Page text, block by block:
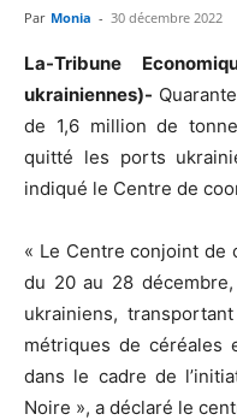
Par Monia - 30 décembre 2022
La-Tribune
ukrainiennes)-
de 1,6 million de
quitté les ports
indiqué le Centre de
« Le Centre conjoint de
du 20 au 28
ukrainiens,
métriques de céréales
dans le cadre de
Noire », a déclaré le